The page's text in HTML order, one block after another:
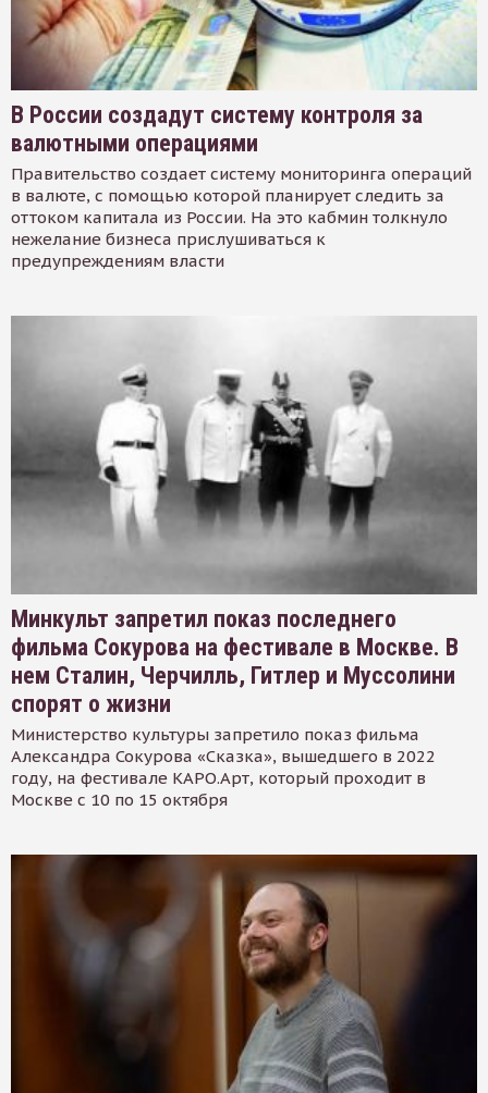
В России создадут систему контроля за
валютными операциями
Правительство создает систему мониторинга операций
в валюте, с помощью которой планирует следить за
оттоком капитала из России. На это кабмин толкнуло
нежелание бизнеса прислушиваться к
предупреждениям власти
Минкульт запретил показ последнего
фильма Сокурова на фестивале в Москве. В
нем Сталин, Черчилль, Гитлер и Муссолини
спорят о жизни
Министерство культуры запретило показ фильма
Александра Сокурова «Сказка», вышедшего в 2022
году, на фестивале КАРО.Арт, который проходит в
Москве с 10 по 15 октября